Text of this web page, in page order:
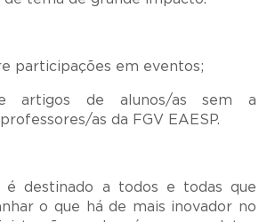
participações em eventos;
artigos de alunos/as sem a
as da FGV EAESP.
destinado a todos e todas que
o que há de mais inovador no